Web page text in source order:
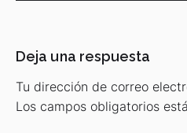
Deja una respuesta
Tu dirección de correo
Los campos obligatorios